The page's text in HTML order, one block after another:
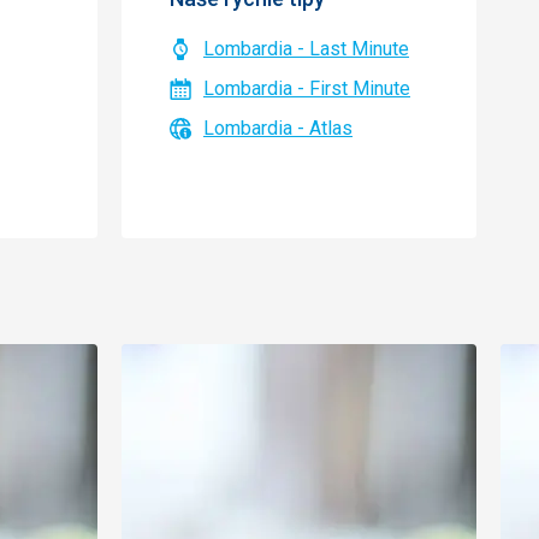
Lombardia - Last Minute
Lombardia - First Minute
Lombardia - Atlas